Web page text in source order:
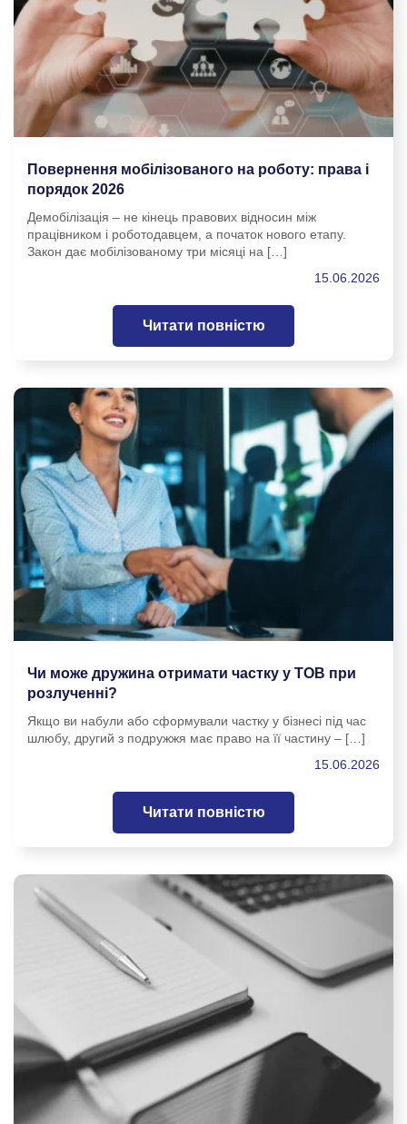
Повернення мобілізованого на роботу: права і
порядок 2026
Демобілізація – не кінець правових відносин між
працівником і роботодавцем, а початок нового етапу.
Закон дає мобілізованому три місяці на […]
15.06.2026
Читати повністю
Чи може дружина отримати частку у ТОВ при
розлученні?
Якщо ви набули або сформували частку у бізнесі під час
шлюбу, другий з подружжя має право на її частину – […]
15.06.2026
Читати повністю